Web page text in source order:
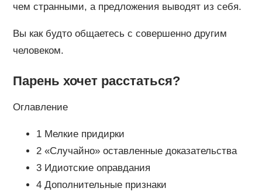
чем странными, а предложения выводят из себя.
Вы как будто общаетесь с совершенно другим
человеком.
Парень хочет расстаться?
Оглавление
1 Мелкие придирки
2 «Случайно» оставленные доказательства
3 Идиотские оправдания
4 Дополнительные признаки